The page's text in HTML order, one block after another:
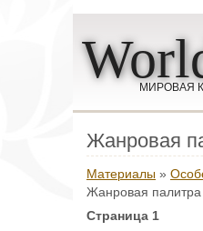
МИРОВАЯ
Жанровая
Материалы »
Жанровая палитра
Страница 1